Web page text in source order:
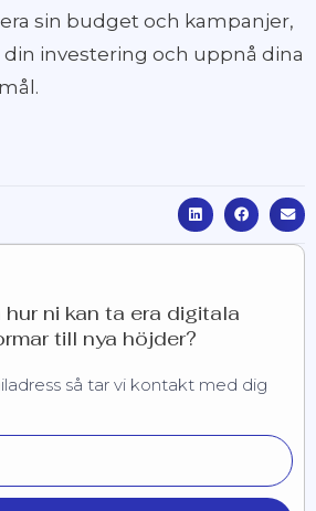
sin budget och kampanjer,
investering och uppnå dina
hur ni kan ta era digitala
till nya höjder?
så tar vi kontakt med dig